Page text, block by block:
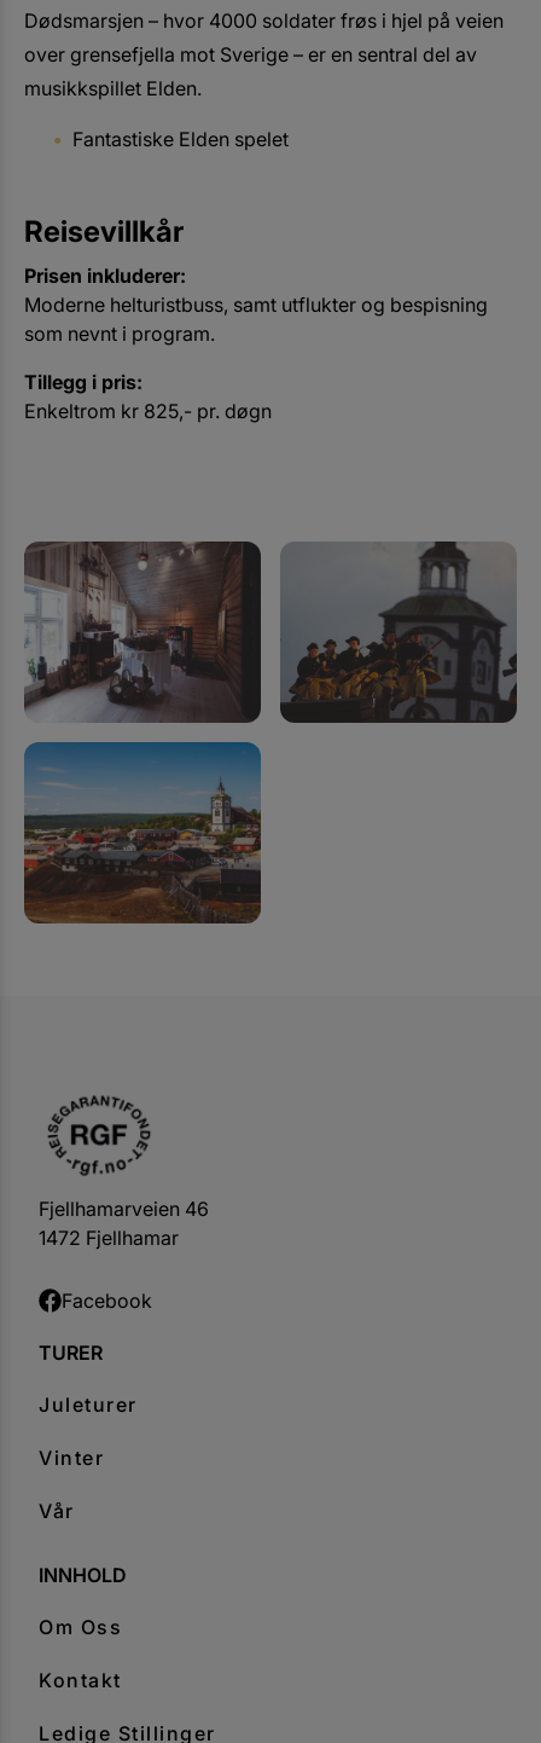
Dødsmarsjen – hvor 4000 soldater frøs i hjel på veien
over grensefjella mot Sverige – er en sentral del av
musikkspillet Elden.
Fantastiske Elden spelet
Reisevillkår
Prisen inkluderer:
Moderne helturistbuss, samt utflukter og bespisning
som nevnt i program.
Tillegg i pris:
Enkeltrom kr 825,- pr. døgn
Fjellhamarveien 46
1472 Fjellhamar
Facebook
TURER
Juleturer
Vinter
Vår
INNHOLD
Om Oss
Kontakt
Ledige Stillinger